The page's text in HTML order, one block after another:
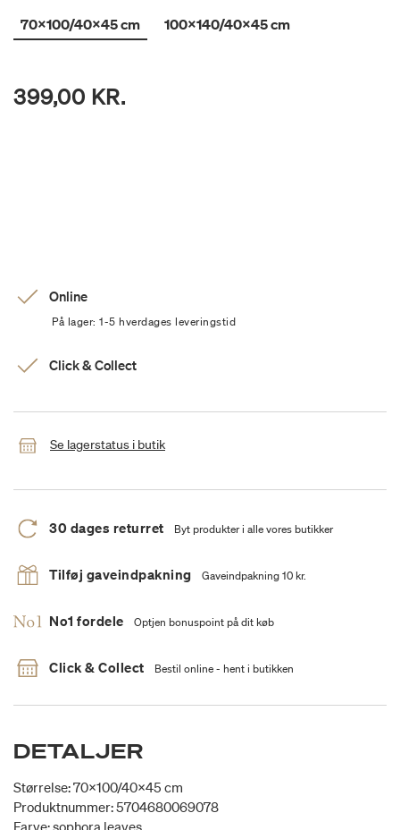
70x100/40x45 cm
100x140/40x45 cm
399,00 KR.
Online
På lager: 1-5 hverdages leveringstid
Click & Collect
Se lagerstatus i butik
30 dages returret Byt produkter i alle vores butikker
Tilføj gaveindpakning Gaveindpakning 10 kr.
No1 fordele Optjen bonuspoint på dit køb
Click & Collect Bestil online - hent i butikken
DETALJER
Størrelse: 70x100/40x45 cm
Produktnummer: 5704680069078